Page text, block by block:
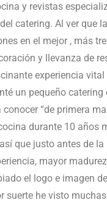
y revistas
catering. Al ver
en el mejor , más
y llevanza de
experiencia
un pequeño
“de primera
durante 10
que justo antes de
mayor
el logo e imagen
he visto